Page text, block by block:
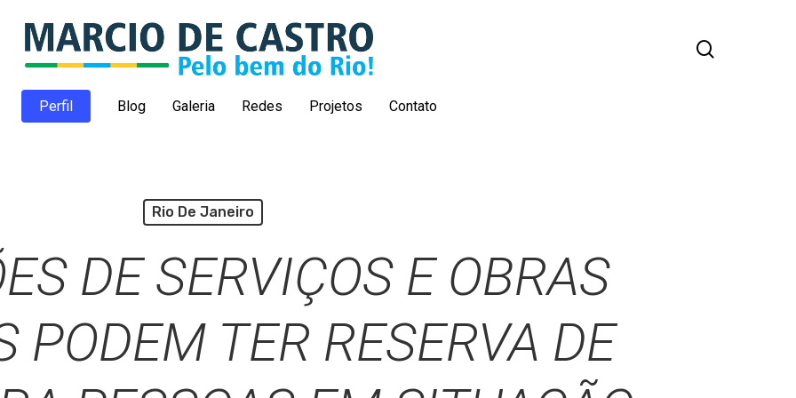
Perfil Blog Galeria Redes Projetos Contato
Rio De Janeiro
DE SERVIÇOS E OBRAS
PODEM TER RESERVA DE